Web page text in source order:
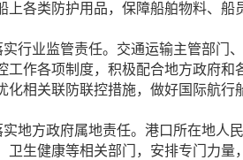
上各类防护用品，保障船舶物料、船
业监管责任。交通运输主管部门、
工作各项制度，积极配合地方政府
化相关联防联控措施，做好国际航行
方政府属地责任。港口所在地人民
卫生健康等相关部门，安排专门力